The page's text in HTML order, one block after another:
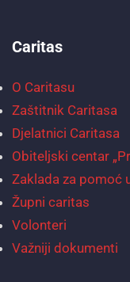
Caritas
O Caritasu
Zaštitnik Caritasa
Djelatnici Caritasa
Obiteljski centar
Zaklada za pomoć
Župni caritas
Volonteri
Važniji dokumenti